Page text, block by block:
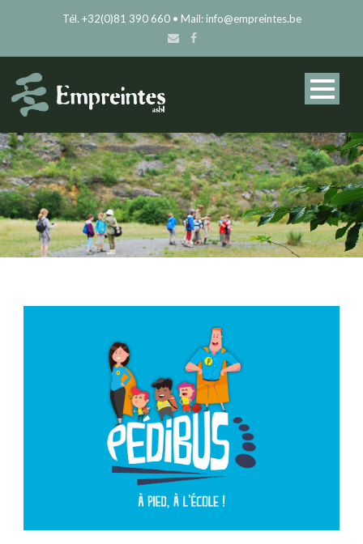
Tél. +32(0)81 390 660 • Mail: info@empreintes.be